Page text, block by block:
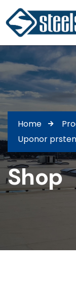
Home
Uponor
Shop